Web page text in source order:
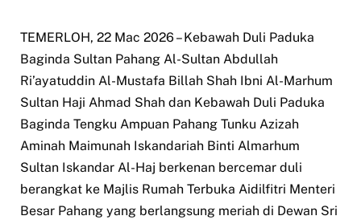
TEMERLOH, 22 Mac 2026 – Kebawah Duli Paduka
Baginda Sultan Pahang Al-Sultan Abdullah
Ri’ayatuddin Al-Mustafa Billah Shah Ibni Al-Marhum
Sultan Haji Ahmad Shah dan Kebawah Duli Paduka
Baginda Tengku Ampuan Pahang Tunku Azizah
Aminah Maimunah Iskandariah Binti Almarhum
Sultan Iskandar Al-Haj berkenan bercemar duli
berangkat ke Majlis Rumah Terbuka Aidilfitri Menteri
Besar Pahang yang berlangsung meriah di Dewan Sri